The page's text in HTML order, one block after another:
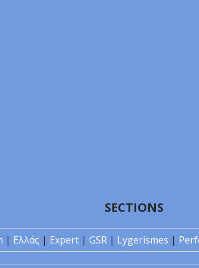
SECTIONS
| Ελλάς | Expert | GSR | Lygerismes |